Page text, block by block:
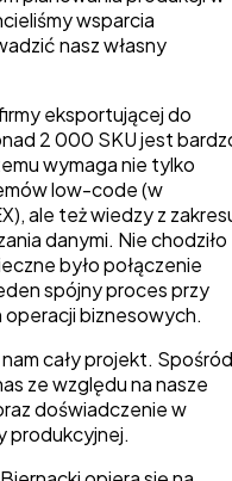
wsparcia
nasz własny
eksportującej do
2 000 SKU jest
wymaga nie tylko
low-code (w
ale też wiedzy z
danymi. Nie chodziło
było połączenie
spójny proces przy
operacji biznesowych.
cały projekt. Spośród
ze względu na nasze
doświadczenie w
produkcyjnej.